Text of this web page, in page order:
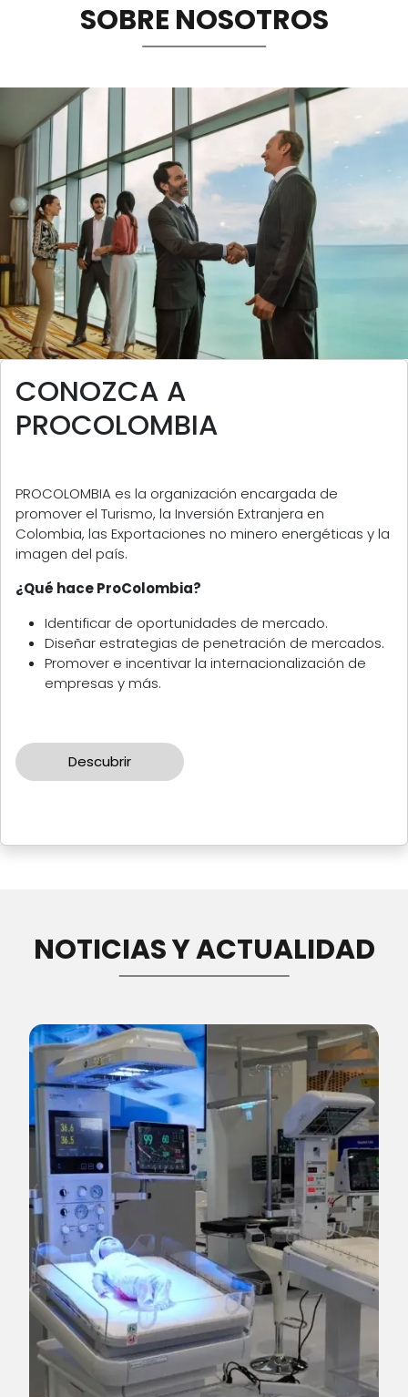
Sostenibilidad
MemoriasSOBRE NOSOTROS
CONOZCA A
PROCOLOMBIA
PROCOLOMBIA es la organización encargada de
promover el Turismo, la Inversión Extranjera en
Colombia, las Exportaciones no minero energéticas y la
imagen del país.
¿Qué hace ProColombia?
Identificar de oportunidades de mercado.
Diseñar estrategias de penetración de mercados.
Promover e incentivar la internacionalización de
empresas y más.
Descubrir
NOTICIAS Y ACTUALIDAD